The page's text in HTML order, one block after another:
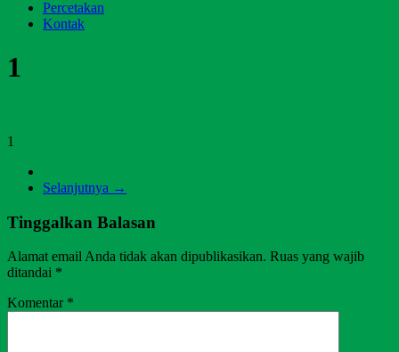
Percetakan
Kontak
1
1
Selanjutnya →
Tinggalkan Balasan
Alamat email Anda tidak akan dipublikasikan. Ruas yang wajib
ditandai *
Komentar *